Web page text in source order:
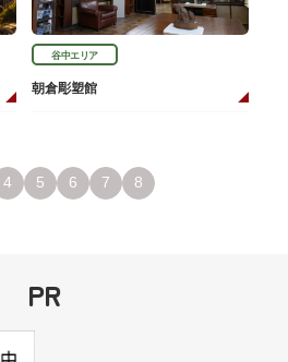
谷中エリア
朝倉彫塑館
4 5 6 7 8
PR